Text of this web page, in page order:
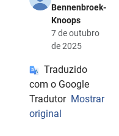
Bennenbroek-
Knoops
7 de outubro
de 2025
Traduzido
com o Google
Tradutor Mostrar
original